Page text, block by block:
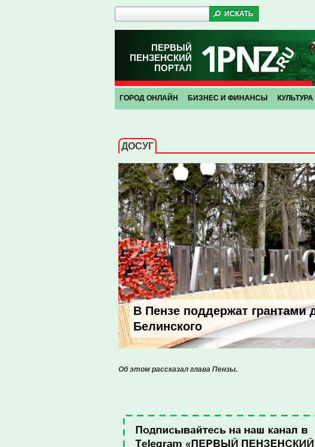
ПЕРВЫЙ
ПЕНЗЕНСКИЙ
ПОРТАЛ
ГОРОД ОНЛАЙН БИЗНЕС И ФИНАНСЫ КУЛЬТУРА
ДОСУГ
В Пензе поддержат грантами
Белинского
Об этом рассказал глава Пензы.